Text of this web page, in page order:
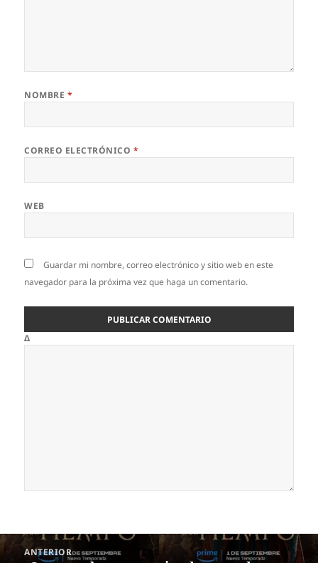
NOMBRE *
CORREO ELECTRÓNICO *
WEB
Guardar mi nombre, correo electrónico y sitio web en este
navegador para la próxima vez que haga un comentario.
Δ
Navegación
ANTERIOR